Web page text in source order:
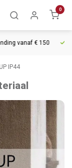
0
vanaf € 150 5%
IP44